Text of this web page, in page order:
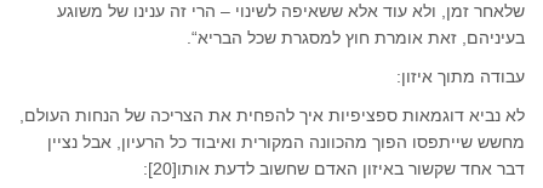
שלאחר זמן, ולא עוד אלא ששאיפה לשינוי – הרי זה ענינו של משוגע
בעיניהם, זאת אומרת חוץ למסגרת שכל הבריא“.
עבודה מתוך איזון:
לא נביא דוגמאות ספציפיות איך להפחית את הצריכה של הנחות העולם,
מחשש שייתפסו הפוך מהכוונה המקורית ואיבוד כל הרעיון, אבל נציין
דבר אחד שקשור באיזון האדם שחשוב לדעת אותו[20]: